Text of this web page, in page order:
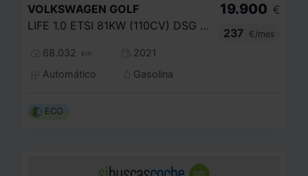
VOLKSWAGEN GOLF
LIFE 1.0 ETSI 81KW (110CV) DSG VARIANT
68.032 km
2021
Automático
Gasolina
19.900 €
237
€/mes
ECO